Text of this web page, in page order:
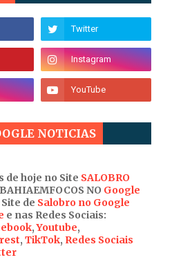
NOTICIAS
de hoje no Site SALOBRO
NO Google
de Salobro no Google
e nas Redes Sociais:
,Youtube,
, TikTok, Redes Sociais